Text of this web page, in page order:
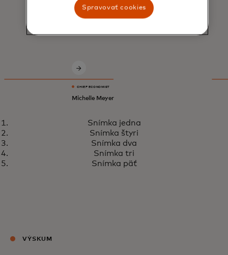
CHIEF ECONOMIST
Michelle Meyer
Snímka jedna
Snímka štyri
Snímka dva
Snímka tri
Snímka päť
VÝSKUM
Spravovať cookies